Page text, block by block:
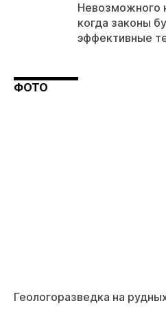
Невозможного
когда законы
эффективные
ФОТО
Геологоразведка на